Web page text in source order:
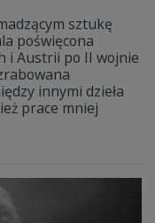
sztukę
poświęcona
i Austrii po II wojnie
innymi dzieła
prace mniej